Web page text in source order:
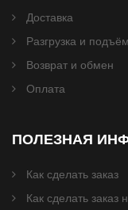
Доставка
Разгрузка и подъём
Возврат и обмен
Оплата
ПОЛЕЗНАЯ
Как сделать заказ
Как сделать заказ